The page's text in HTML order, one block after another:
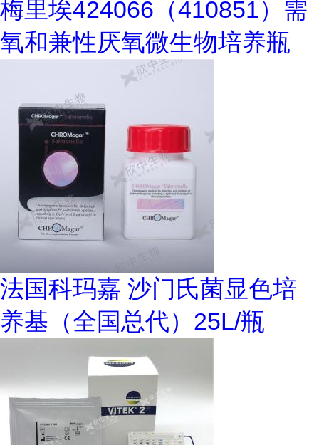
梅里埃424066（410851）需
氧和兼性厌氧微生物培养瓶
法国科玛嘉 沙门氏菌显色培
养基（全国总代）25L/瓶